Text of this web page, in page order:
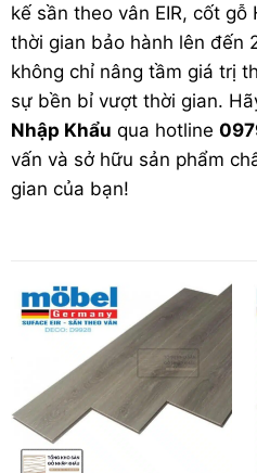
kế sần theo vân EIR, cốt
thời gian bảo hành lên đến
không chỉ nâng tầm giá trị
sự bền bỉ vượt thời gian.
Nhập Khẩu qua hotline
vấn và sở hữu sản phẩm
gian của bạn!